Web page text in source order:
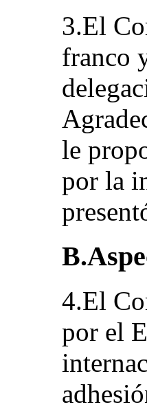
3.El
franco
le
por la
4.El
por el